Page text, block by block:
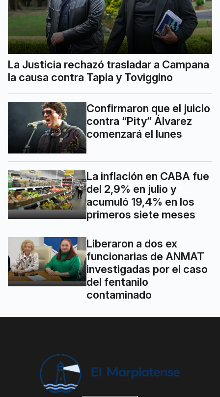
La Justicia rechazó trasladar a Campana
la causa contra Tapia y Toviggino
Confirmaron que el juicio
contra “Pity” Álvarez
comenzará el lunes
La inflación en CABA fue
del 2,9% en julio y
acumuló 19,4% en los
primeros siete meses
Liberaron a dos ex
funcionarias de ANMAT
investigadas por el caso
del fentanilo
contaminado